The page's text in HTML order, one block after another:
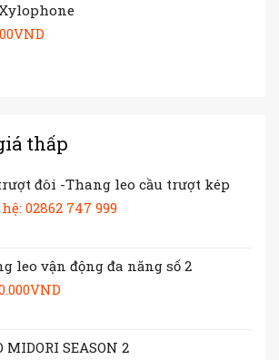
VND
thấp
đôi -Thang leo cầu trượt kép
02862 747 999
leo vận động đa năng số 2
VND
MIDORI SEASON 2